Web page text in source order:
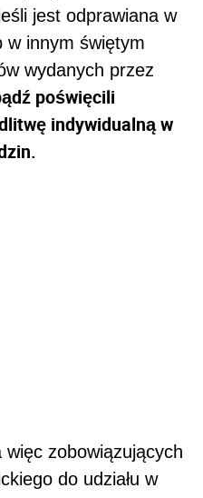
jest odprawiana w
w innym świętym
wydanych przez
poświęcili
indywidualną w
zobowiązujących
do udziału w